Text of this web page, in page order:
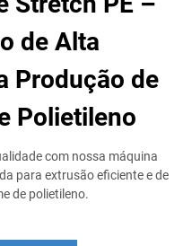
de Alta
Produção de
Polietileno
com nossa máquina
para extrusão eficiente e de
de polietileno.